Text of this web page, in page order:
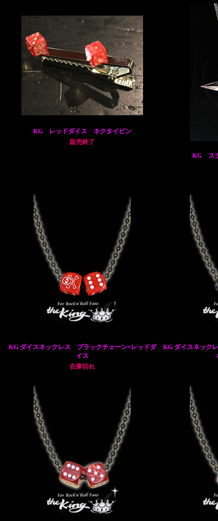
KG レッドダイス ネクタイピン
販売終了
KG ス
KG ダイスネックレス ブラックチェーン×レッドダ
イス
在庫切れ
KG ダイスネック